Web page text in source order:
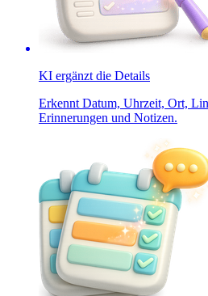
KI ergänzt die Details
Erkennt Datum, Uhrzeit, Ort,
Erinnerungen und Notizen.